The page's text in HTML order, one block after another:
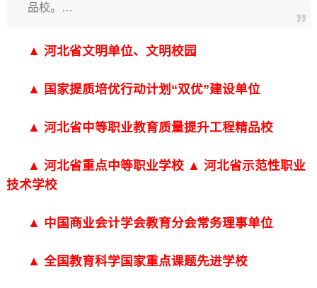
品校。…
▲ 河北省文明单位、文明校园
▲ 国家提质培优行动计划“双优”建设单位
▲ 河北省中等职业教育质量提升工程精品校
▲ 河北省重点中等职业学校 ▲ 河北省示范性职业
技术学校
▲ 中国商业会计学会教育分会常务理事单位
▲ 全国教育科学国家重点课题先进学校